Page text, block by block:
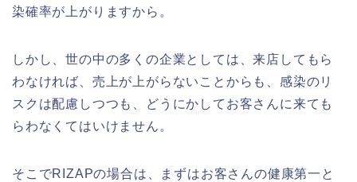
染確率が上がりますから。
しかし、世の中の多くの企業としては、来店してもら
わなければ、売上が上がらないことからも、感染のリ
スクは配慮しつつも、どうにかしてお客さんに来ても
らわなくてはいけません。
そこでRIZAPの場合は、まずはお客さんの健康第一と